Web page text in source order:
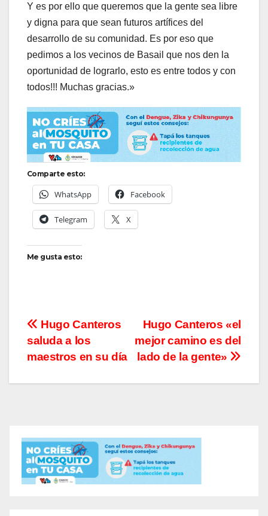
Y es por ello que queremos que la gente sea libre
y digna para que sean futuros artífices del
desarrollo de su comunidad. Es por eso que
pedimos a los vecinos de Basail que nos den la
oportunidad de lograrlo, esto es entre todos y con
todos!!! Muchas gracias.»
Comparte esto:
WhatsApp Facebook
Telegram X
Me gusta esto:
Navegación
de
entradas
Hugo Canteros «el
mejor camino es del
lado de la gente»
Hugo Canteros
saluda a los
maestros en su día